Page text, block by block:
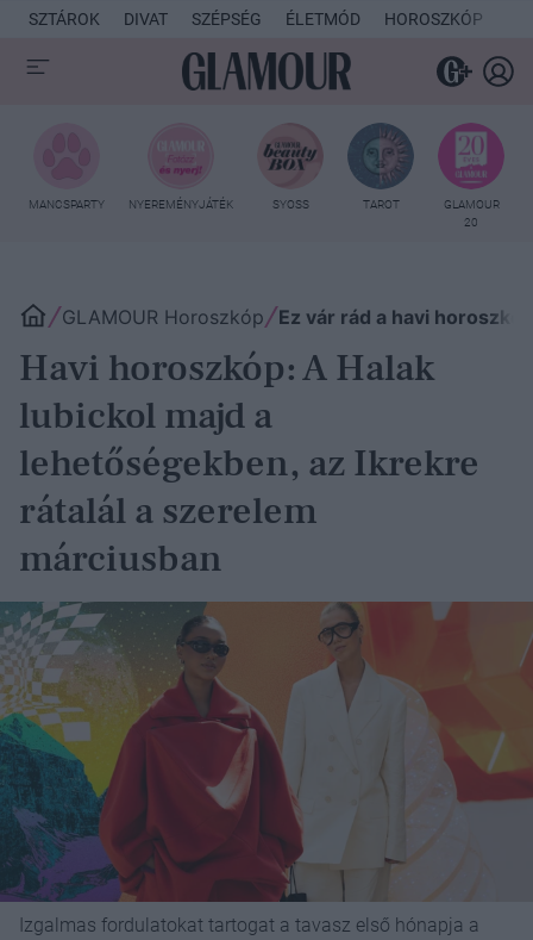
SZTÁROK DIVAT SZÉPSÉG ÉLETMÓD HOROSZKÓP
MANCSPARTY NYEREMÉNYJÁTÉK SYOSS TAROT
GLAMOUR
20
GLAMOUR Horoszkóp Ez vár rád a havi
Havi horoszkóp: A Halak
lubickol majd a
lehetőségekben, az Ikrekre
rátalál a szerelem
márciusban
Izgalmas fordulatokat tartogat a tavasz első hónapja a